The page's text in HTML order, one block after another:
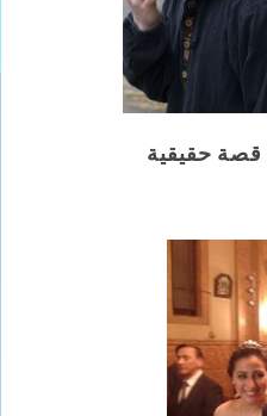
حقيقية